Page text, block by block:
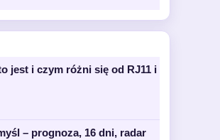
jest i czym różni się od RJ11 i
– prognoza, 16 dni, radar